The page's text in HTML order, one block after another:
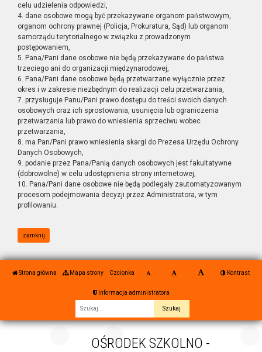
celu udzielenia odpowiedzi,
4. dane osobowe mogą być przekazywane organom państwowym,
organom ochrony prawnej (Policja, Prokuratura, Sąd) lub organom
samorządu terytorialnego w związku z prowadzonym
postępowaniem,
5. Pana/Pani dane osobowe nie będą przekazywane do państwa
trzeciego ani do organizacji międzynarodowej,
6. Pana/Pani dane osobowe będą przetwarzane wyłącznie przez
okres i w zakresie niezbędnym do realizacji celu przetwarzania,
7. przysługuje Panu/Pani prawo dostępu do treści swoich danych
osobowych oraz ich sprostowania, usunięcia lub ograniczenia
przetwarzania lub prawo do wniesienia sprzeciwu wobec
przetwarzania,
8. ma Pan/Pani prawo wniesienia skargi do Prezesa Urzędu Ochrony
Danych Osobowych,
9. podanie przez Pana/Panią danych osobowych jest fakultatywne
(dobrowolne) w celu udostępnienia strony internetowej,
10. Pana/Pani dane osobowe nie będą podlegały zautomatyzowanym
procesom podejmowania decyzji przez Administratora, w tym
profilowaniu.
zamknij
Strona główna Mapa strony Czcionka Kontrast
Informacja administratora
OŚRODEK SZKOLNO -